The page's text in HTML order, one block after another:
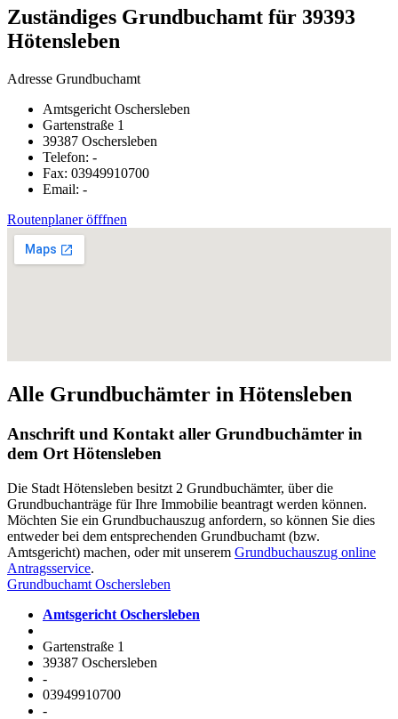
Zuständiges Grundbuchamt für 39393
Hötensleben
Adresse Grundbuchamt
Amtsgericht Oschersleben
Gartenstraße 1
39387 Oschersleben
Telefon: -
Fax: 03949910700
Email: -
Routenplaner öfffnen
Alle Grundbuchämter in Hötensleben
Anschrift und Kontakt aller Grundbuchämter in
dem Ort Hötensleben
Die Stadt Hötensleben besitzt 2 Grundbuchämter, über die
Grundbuchanträge für Ihre Immobilie beantragt werden können.
Möchten Sie ein Grundbuchauszug anfordern, so können Sie dies
entweder bei dem entsprechenden Grundbuchamt (bzw.
Amtsgericht) machen, oder mit unserem Grundbuchauszug online
Antragsservice.
Grundbuchamt Oschersleben
Amtsgericht Oschersleben
Gartenstraße 1
39387 Oschersleben
-
03949910700
-